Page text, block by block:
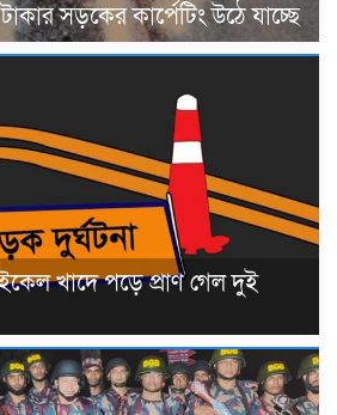
সড়কের কার্পেটিং উঠে যাচ্ছে
খাদে পড়ে প্রাণ গেল দুই